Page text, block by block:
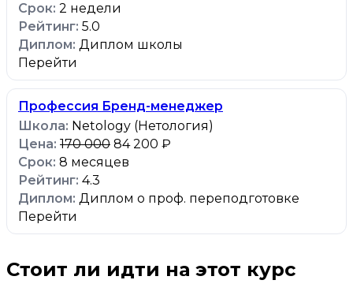
2 недели
5.0
Диплом школы
Перейти
Профессия Бренд-менеджер
Netology (Нетология)
170 000 84 200 ₽
8 месяцев
4.3
Диплом о проф. переподготовке
Перейти
Стоит ли идти на этот курс